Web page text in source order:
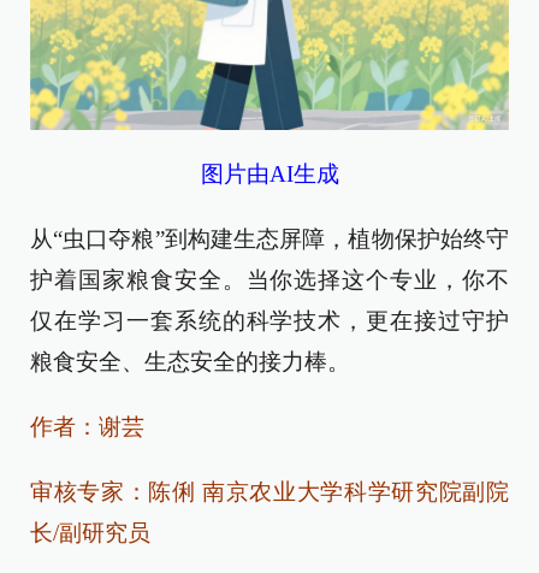
图片由AI生成
从“虫口夺粮”到构建生态屏障，植物保护始终守
护着国家粮食安全。当你选择这个专业，你不
仅在学习一套系统的科学技术，更在接过守护
粮食安全、生态安全的接力棒。
作者：谢芸
审核专家：陈俐 南京农业大学科学研究院副院
长/副研究员